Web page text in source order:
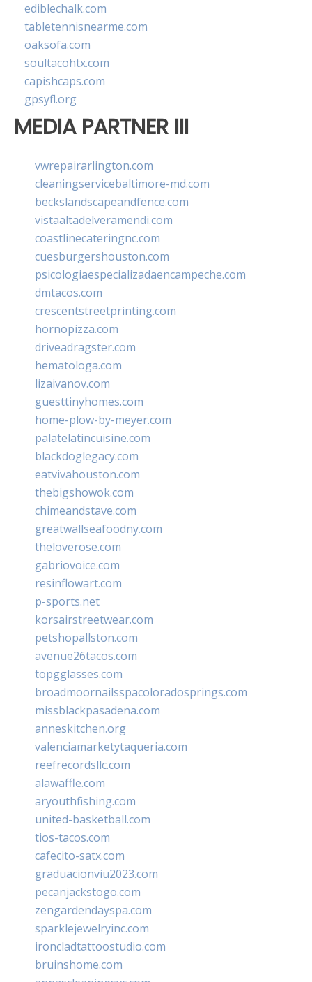
ediblechalk.com
tabletennisnearme.com
oaksofa.com
soultacohtx.com
capishcaps.com
gpsyfl.org
MEDIA PARTNER III
vwrepairarlington.com
cleaningservicebaltimore-md.com
beckslandscapeandfence.com
vistaaltadelveramendi.com
coastlinecateringnc.com
cuesburgershouston.com
psicologiaespecializadaencampeche.com
dmtacos.com
crescentstreetprinting.com
hornopizza.com
driveadragster.com
hematologa.com
lizaivanov.com
guesttinyhomes.com
home-plow-by-meyer.com
palatelatincuisine.com
blackdoglegacy.com
eatvivahouston.com
thebigshowok.com
chimeandstave.com
greatwallseafoodny.com
theloverose.com
gabriovoice.com
resinflowart.com
p-sports.net
korsairstreetwear.com
petshopallston.com
avenue26tacos.com
topgglasses.com
broadmoornailsspacoloradosprings.com
missblackpasadena.com
anneskitchen.org
valenciamarketytaqueria.com
reefrecordsllc.com
alawaffle.com
aryouthfishing.com
united-basketball.com
tios-tacos.com
cafecito-satx.com
graduacionviu2023.com
pecanjackstogo.com
zengardendayspa.com
sparklejewelryinc.com
ironcladtattoostudio.com
bruinshome.com